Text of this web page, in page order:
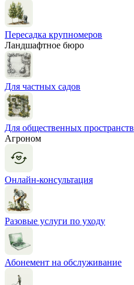
Пересадка крупномеров
Ландшафтное бюро
Для частных садов
Для общественных пространств
Агроном
Онлайн-консультация
Разовые услуги по уходу
Абонемент на обслуживание